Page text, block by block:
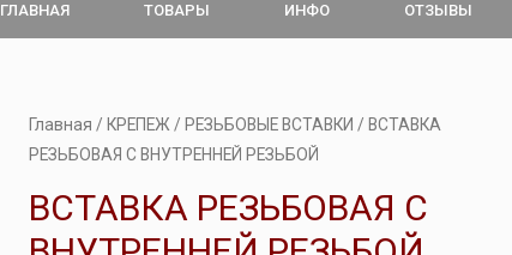
ГЛАВНАЯ ТОВАРЫ ИНФО ОТЗЫВЫ
Главная / КРЕПЕЖ / РЕЗЬБОВЫЕ ВСТАВКИ / ВСТАВКА
РЕЗЬБОВАЯ С ВНУТРЕННЕЙ РЕЗЬБОЙ
ВСТАВКА РЕЗЬБОВАЯ С